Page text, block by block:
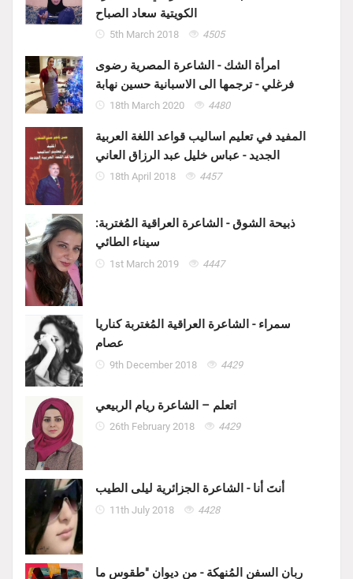
الكويتية سعاد الصباح
5th March 2018 4505
امرأة الشك - الشاعرة المصرية رضوى
فرغلي - ترجمها الى الاسبانية حسين نهابة
18th March 2020 4480
المفيد في تعليم اساليب قواعد اللغة العربية
الجديد - عباس خليل عبد الرزاق العاني
18th April 2018 4457
ذبيحة الشوق - الشاعرة العراقية المُغتربة:
سيناء الطائي
1st March 2019 4447
سمراء - الشاعرة العراقية المُغتربة كناريا
عصام
9th December 2018 4429
اتعلم – الشاعرة ريام الربيعي
26th February 2018 4429
أنتَ أنا - الشاعرة الجزائرية ليلى الطيب
11th July 2018 4428
ربان السفن المُنهكة - من ديوان "طقوس ما